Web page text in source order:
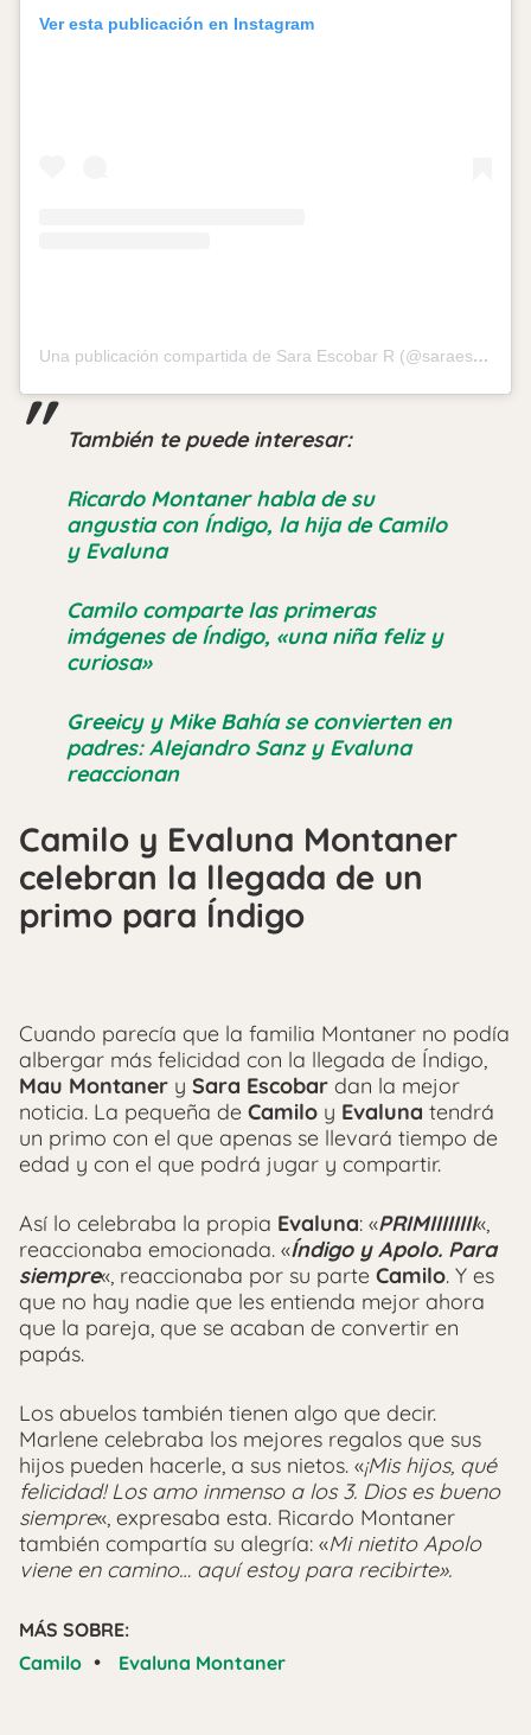
Ver esta publicación en Instagram
Una publicación compartida de Sara Escobar R (@saraescobar)
También te puede interesar:
Ricardo Montaner habla de su
angustia con Índigo, la hija de Camilo
y Evaluna
Camilo comparte las primeras
imágenes de Índigo, «una niña feliz y
curiosa»
Greeicy y Mike Bahía se convierten en
padres: Alejandro Sanz y Evaluna
reaccionan
Camilo y Evaluna Montaner
celebran la llegada de un
primo para Índigo
Cuando parecía que la familia Montaner no podía
albergar más felicidad con la llegada de Índigo,
Mau Montaner y Sara Escobar dan la mejor
noticia. La pequeña de Camilo y Evaluna tendrá
un primo con el que apenas se llevará tiempo de
edad y con el que podrá jugar y compartir.
Así lo celebraba la propia Evaluna: «PRIMIIIIIIII«,
reaccionaba emocionada. «Índigo y Apolo. Para
siempre«, reaccionaba por su parte Camilo. Y es
que no hay nadie que les entienda mejor ahora
que la pareja, que se acaban de convertir en
papás.
Los abuelos también tienen algo que decir.
Marlene celebraba los mejores regalos que sus
hijos pueden hacerle, a sus nietos. «¡Mis hijos, qué
felicidad! Los amo inmenso a los 3. Dios es bueno
siempre«, expresaba esta. Ricardo Montaner
también compartía su alegría: «Mi nietito Apolo
viene en camino… aquí estoy para recibirte».
MÁS SOBRE:
Camilo • Evaluna Montaner